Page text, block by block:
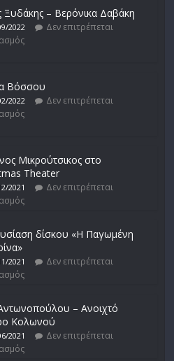
Ξυδάκης – Βερόνικα Δαβάκη
2022
Δεν επιτρέπεται
Βόσσου
2022
Δεν επιτρέπεται
Μικρούτσικος στο
Theater
2021
Δεν επιτρέπεται
δίσκου «Η Παγωμένη
2021
Δεν επιτρέπεται
– Ανοιχτό
Κολωνού
2021
Δεν επιτρέπεται